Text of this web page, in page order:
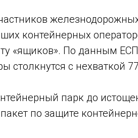
контейнерных
«ящиков». По данным
столкнутся с нехваткой
парк до
по защите